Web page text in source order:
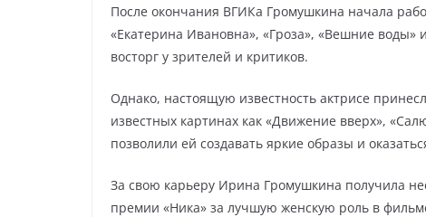
После окончания ВГИКа Громушкина начала
«Екатерина Ивановна», «Гроза», «Вешние воды»
восторг у зрителей и критиков.
Однако, настоящую известность актрисе
известных картинах как «Движение вверх»,
позволили ей создавать яркие образы и
За свою карьеру Ирина Громушкина получила
премии «Ника» за лучшую женскую роль в